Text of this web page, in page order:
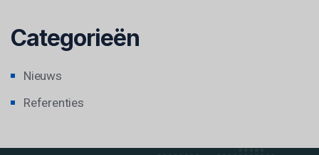
Categorieën
Nieuws
Referenties